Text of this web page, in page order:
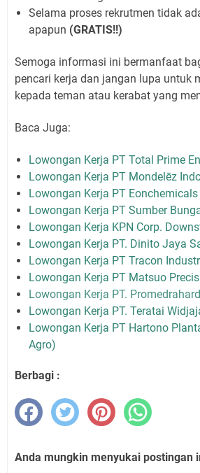
Selama proses rekrutmen tidak
apapun (GRATIS!!)
Semoga informasi ini bermanfaat
pencari kerja dan jangan lupa untuk
kepada teman atau kerabat yang
Baca Juga:
Lowongan Kerja PT Total Prime
Lowongan Kerja PT Mondelēz
Lowongan Kerja PT Eonchemicals
Lowongan Kerja PT Sumber
Lowongan Kerja KPN Corp.
Lowongan Kerja PT. Dinito Jaya
Lowongan Kerja PT Tracon
Lowongan Kerja PT Matsuo
Lowongan Kerja PT.
Lowongan Kerja PT. Teratai
Lowongan Kerja PT Hartono
Agro)
Berbagi :
Anda mungkin menyukai postingan